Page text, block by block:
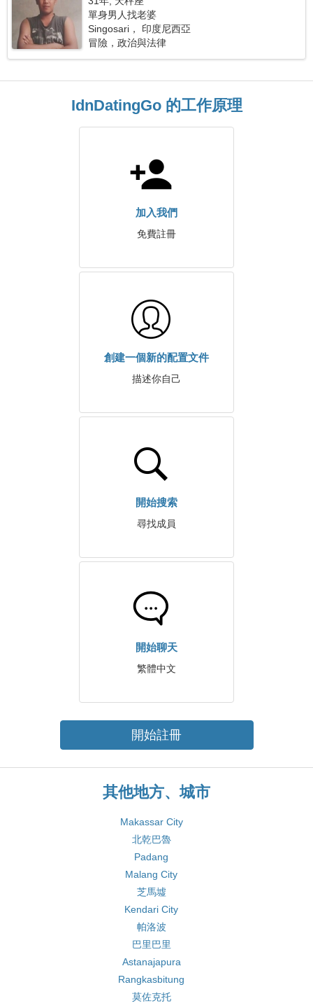
單身男人找老婆
Singosari， 印度尼西亞
冒險，政治與法律
IdnDatingGo 的工作原理
加入我們
免費註冊
創建一個新的配置文件
描述你自己
開始搜索
尋找成員
開始聊天
繁體中文
開始註冊
其他地方、城市
Makassar City
北乾巴魯
Padang
Malang City
芝馬墟
Kendari City
帕洛波
巴里巴里
Astanajapura
Rangkasbitung
莫佐克托